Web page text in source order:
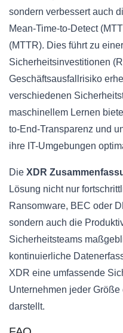
sondern verbessert auch
Mean-Time-to-Detect
(MTTR). Dies führt zu
Sicherheitsinvestitionen
Geschäftsausfallrisiko
verschiedenen
maschinellem Lernen
to-End-Transparenz und
ihre IT-Umgebungen
Die XDR
Lösung nicht nur
Ransomware, BEC oder
sondern auch die
Sicherheitsteams
kontinuierliche
XDR eine umfassende
Unternehmen jeder
darstellt.